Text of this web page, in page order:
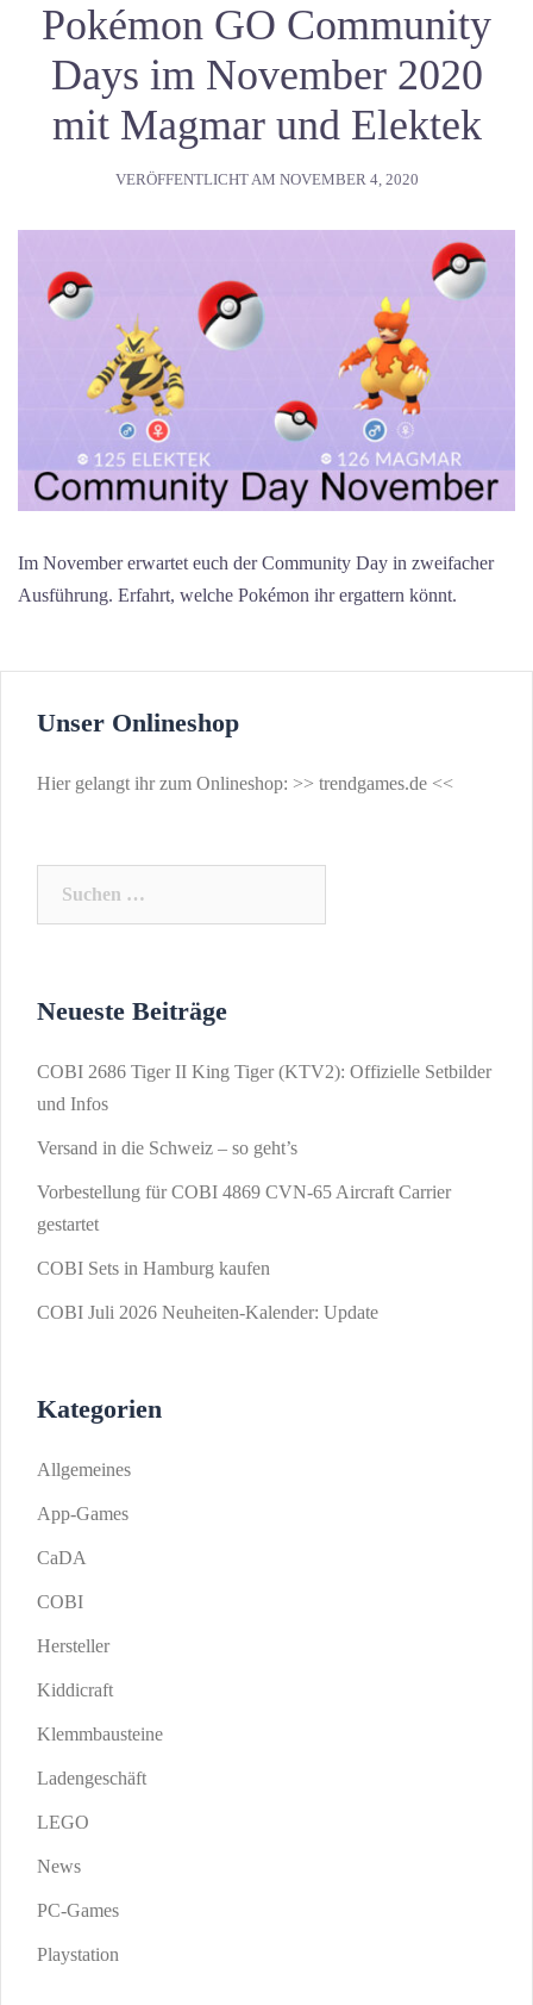
Pokémon GO Community
Days im November 2020
mit Magmar und Elektek
VERÖFFENTLICHT AM NOVEMBER 4, 2020
Im November erwartet euch der Community Day in zweifacher
Ausführung. Erfahrt, welche Pokémon ihr ergattern könnt.
Unser Onlineshop
Hier gelangt ihr zum Onlineshop: >> trendgames.de <<
Neueste Beiträge
COBI 2686 Tiger II King Tiger (KTV2): Offizielle Setbilder
und Infos
Versand in die Schweiz – so geht’s
Vorbestellung für COBI 4869 CVN-65 Aircraft Carrier
gestartet
COBI Sets in Hamburg kaufen
COBI Juli 2026 Neuheiten-Kalender: Update
Kategorien
Allgemeines
App-Games
CaDA
COBI
Hersteller
Kiddicraft
Klemmbausteine
Ladengeschäft
LEGO
News
PC-Games
Playstation